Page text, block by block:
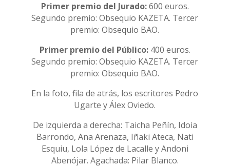
Primer premio del Jurado:600 euros.
Segundo premio: Obsequio KAZETA. Tercer
premio: Obsequio BAO.
Primer premio del Público:400 euros.
Segundo premio: Obsequio KAZETA. Tercer
premio: Obsequio BAO.
En la foto, fila de atrás, los escritores Pedro
Ugarte y Álex Oviedo.
De izquierda a derecha: Taicha Peñín, Idoia
Barrondo, Ana Arenaza, Iñaki Ateca, Nati
Esquiu, Lola López de Lacalle y Andoni
Abenójar. Agachada: Pilar Blanco.